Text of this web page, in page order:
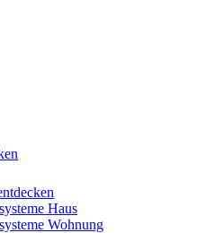
Haus
Wohnung